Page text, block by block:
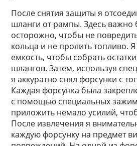
После снятия защиты я
шланги от рампы. Здесь важно
осторожно, чтобы не
кольца и не пролить топливо.
емкость, чтобы собрать
шлангов. Затем, используя
я аккуратно снял форсунки с
Каждая форсунка была
с помощью специальных
приложить немало усилий,
После извлечения я
каждую форсунку на предмет